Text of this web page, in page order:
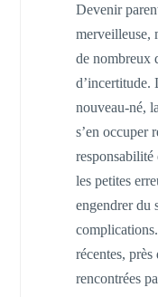
Devenir
merveilleuse,
de nombreux
d’incertitude.
nouveau-né,
s’en occuper
responsabilité
les petites
engendrer du
récentes,
rencontrées